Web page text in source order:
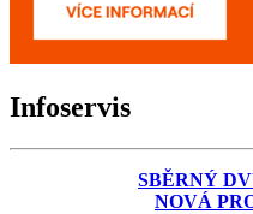
Infoservis
SBĚRNÝ
NOVÁ